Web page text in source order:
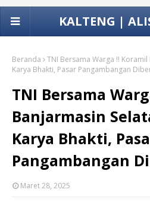
KALTENG |
Beranda
TNI Bersama Warga !!
Karya Bhakti, Pasar Pangambangan
TNI Bersama
Banjarmasin
Karya Bhakti,
Pangambangan
Maret 28, 2025